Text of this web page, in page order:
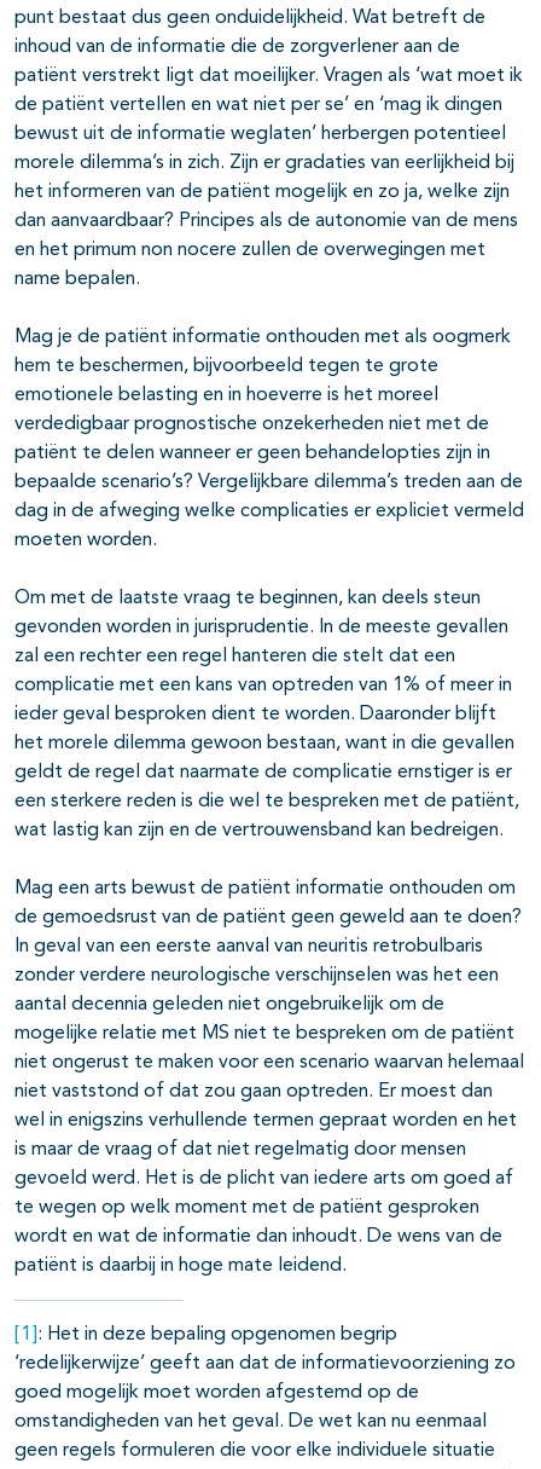
punt bestaat dus geen onduidelijkheid. Wat betreft de
inhoud van de informatie die de zorgverlener aan de
patiënt verstrekt ligt dat moeilijker. Vragen als ‘wat moet ik
de patiënt vertellen en wat niet per se’ en ‘mag ik dingen
bewust uit de informatie weglaten’ herbergen potentieel
morele dilemma’s in zich. Zijn er gradaties van eerlijkheid bij
het informeren van de patiënt mogelijk en zo ja, welke zijn
dan aanvaardbaar? Principes als de autonomie van de mens
en het primum non nocere zullen de overwegingen met
name bepalen.
Mag je de patiënt informatie onthouden met als oogmerk
hem te beschermen, bijvoorbeeld tegen te grote
emotionele belasting en in hoeverre is het moreel
verdedigbaar prognostische onzekerheden niet met de
patiënt te delen wanneer er geen behandelopties zijn in
bepaalde scenario’s? Vergelijkbare dilemma’s treden aan de
dag in de afweging welke complicaties er expliciet vermeld
moeten worden.
Om met de laatste vraag te beginnen, kan deels steun
gevonden worden in jurisprudentie. In de meeste gevallen
zal een rechter een regel hanteren die stelt dat een
complicatie met een kans van optreden van 1% of meer in
ieder geval besproken dient te worden. Daaronder blijft
het morele dilemma gewoon bestaan, want in die gevallen
geldt de regel dat naarmate de complicatie ernstiger is er
een sterkere reden is die wel te bespreken met de patiënt,
wat lastig kan zijn en de vertrouwensband kan bedreigen.
Mag een arts bewust de patiënt informatie onthouden om
de gemoedsrust van de patiënt geen geweld aan te doen?
In geval van een eerste aanval van neuritis retrobulbaris
zonder verdere neurologische verschijnselen was het een
aantal decennia geleden niet ongebruikelijk om de
mogelijke relatie met MS niet te bespreken om de patiënt
niet ongerust te maken voor een scenario waarvan helemaal
niet vaststond of dat zou gaan optreden. Er moest dan
wel in enigszins verhullende termen gepraat worden en het
is maar de vraag of dat niet regelmatig door mensen
gevoeld werd. Het is de plicht van iedere arts om goed af
te wegen op welk moment met de patiënt gesproken
wordt en wat de informatie dan inhoudt. De wens van de
patiënt is daarbij in hoge mate leidend.
[1] : Het in deze bepaling opgenomen begrip
‘redelijkerwijze’ geeft aan dat de informatievoorziening zo
goed mogelijk moet worden afgestemd op de
omstandigheden van het geval. De wet kan nu eenmaal
geen regels formuleren die voor elke individuele situatie